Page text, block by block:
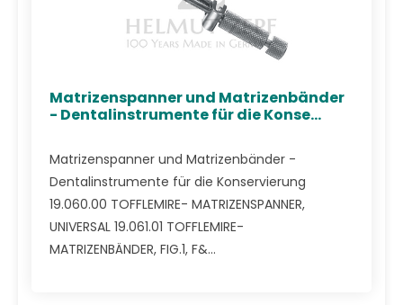
Matrizenspanner und Matrizenbänder
- Dentalinstrumente für die Konse...
Matrizenspanner und Matrizenbänder -
Dentalinstrumente für die Konservierung
19.060.00 TOFFLEMIRE- MATRIZENSPANNER,
UNIVERSAL 19.061.01 TOFFLEMIRE-
MATRIZENBÄNDER, FIG.1, F&...